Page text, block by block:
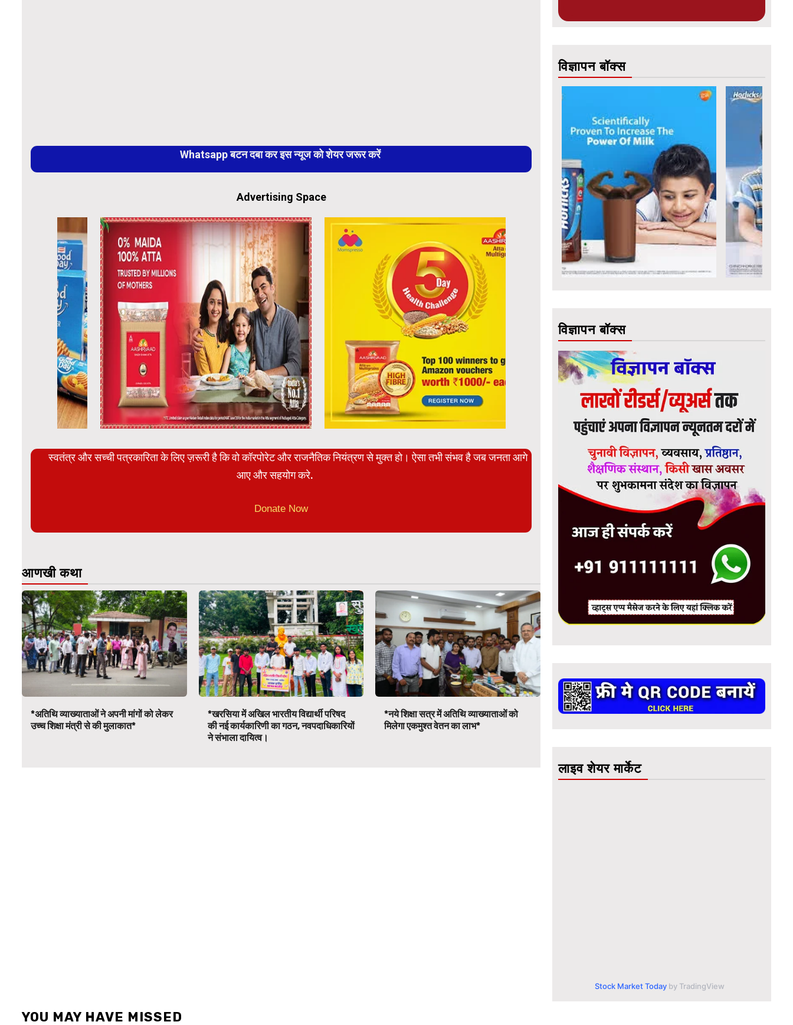
Whatsapp बटन दबा कर इस न्यूज को शेयर जरूर करें
Advertising Space
स्वतंत्र और सच्ची पत्रकारिता के लिए ज़रूरी है कि वो कॉरपोरेट और राजनैतिक नियंत्रण से मुक्त हो। ऐसा तभी संभव है जब जनता आगे
आए और सहयोग करे.
Donate Now
आणखी कथा
*अतिथि व्याख्याताओं ने अपनी मांगों को लेकर
उच्च शिक्षा मंत्री से की मुलाकात*
*खरसिया में अखिल भारतीय विद्यार्थी परिषद
की नई कार्यकारिणी का गठन, नवपदाधिकारियों
ने संभाला दायित्व।
*नये शिक्षा सत्र में अतिथि व्याख्याताओं को
मिलेगा एकमुश्त वेतन का लाभ*
विज्ञापन बॉक्स
विज्ञापन बॉक्स
लाइव शेयर मार्केट
Stock Market Today by TradingView
YOU MAY HAVE MISSED